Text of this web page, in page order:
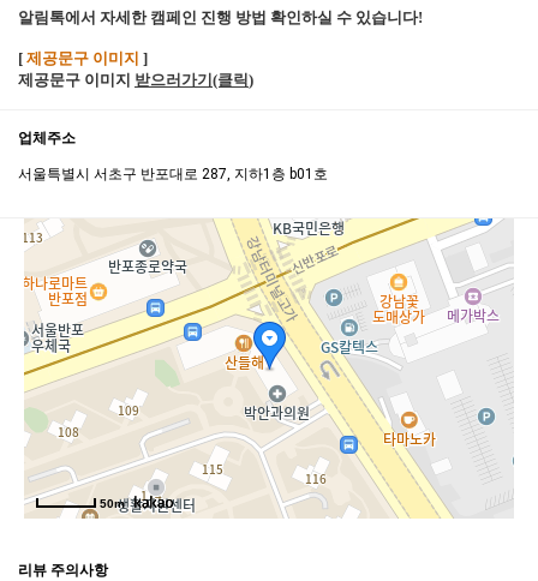
알림톡에서 자세한 캠페인 진행 방법 확인하실 수 있습니다!
[ 제공문구 이미지 ]
제공문구 이미지 받으러가기(클릭 )
업체주소
서울특별시 서초구 반포대로 287, 지하1층 b01호
50m
리뷰 주의사항